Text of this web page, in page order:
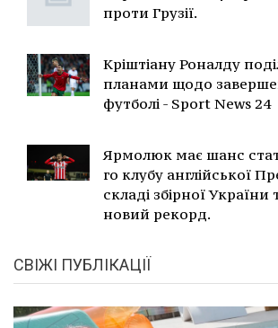
проти Грузії.
Кріштіану Роналду
планами щодо
футболі - Sport News 24
Ярмолюк має шанс
го клубу англійської
складі збірної
новий рекорд.
СВІЖІ ПУБЛІКАЦІЇ